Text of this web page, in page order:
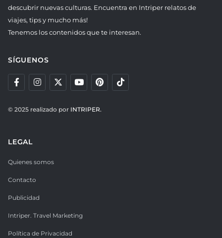
descubrir nuevas culturas. Encuentra en Intriper relatos de
viajes, tips y mucho más!
Tenemos los contenidos que te interesan.
SÍGUENOS
© 2025 realizado por INTRIPER.
LEGAL
Quienes somos
Contacto
Publicidad
Intriper. Travel Marketing
Política de Privacidad